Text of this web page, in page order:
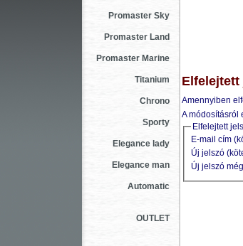
Promaster Sky
Promaster Land
Promaster Marine
Titanium
Chrono
Sporty
Elegance lady
Elegance man
Automatic
OUTLET
Elfelejtett
Amennyiben
A módosításról
Elfelejtett
E-mail cím
Új jelszó
Új jelszó